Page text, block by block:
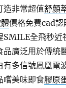
造非常超值舒顏
價格免費cad認
SMILE全飛秒近
品廣泛用於傳統
有多信號鳳凰電
嚐美味即食膠原